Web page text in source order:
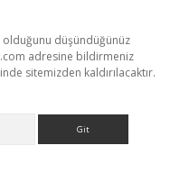
olduğunu düşündüğünüz
adresine bildirmeniz
sitemizden kaldırılacaktır.